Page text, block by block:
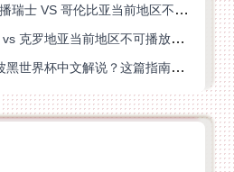
在国外看世界杯中文直播瑞士 VS 哥伦比亚当前地区不可播放？这篇指南帮你搞定
在国外看世界杯巴拿马 vs 克罗地亚当前地区不可播放？这篇指南帮你轻松解决海外体育直播难题
在国外怎么看瑞士 vs 波黑世界杯中文解说？这篇指南帮你搞定所有地区限制问题